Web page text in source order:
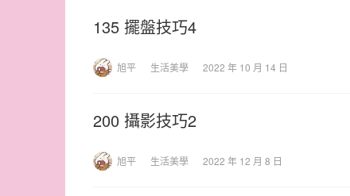
135 擺盤技巧4
旭平 生活美學 2022 年 10 月 14 日
200 攝影技巧2
旭平 生活美學 2022 年 12 月 8 日